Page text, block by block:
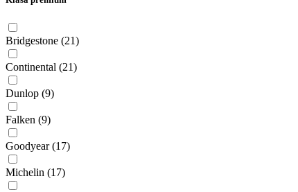
Bridgestone (21)
Continental (21)
Dunlop (9)
Falken (9)
Goodyear (17)
Michelin (17)